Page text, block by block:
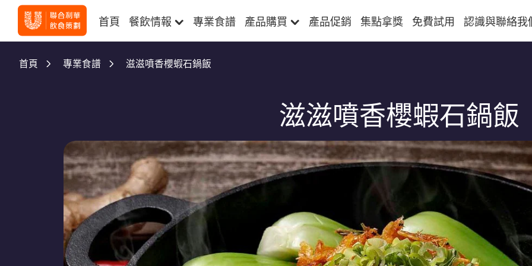
首頁 餐飲情報 專業食譜 產品購買 產品促銷 集點拿獎 免費試用 認識與聯絡我
首頁 專業食譜 滋滋噴香櫻蝦石鍋飯
滋滋噴香櫻蝦石鍋飯